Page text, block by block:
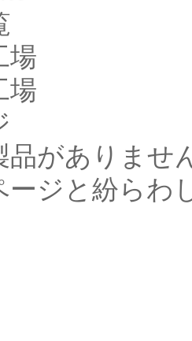
場
場
品がありませ
ージと紛らわ